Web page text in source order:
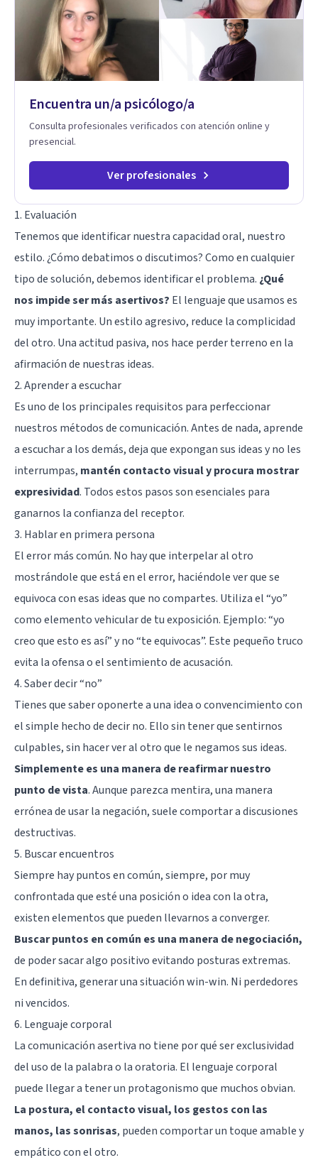
Encuentra un/a psicólogo/a
Consulta profesionales verificados con atención online y
presencial.
Ver profesionales
1. Evaluación
Tenemos que identificar nuestra capacidad oral, nuestro
estilo. ¿Cómo debatimos o discutimos? Como en cualquier
tipo de solución, debemos identificar el problema. ¿Qué
nos impide ser más asertivos? El lenguaje que usamos es
muy importante. Un estilo agresivo, reduce la complicidad
del otro. Una actitud pasiva, nos hace perder terreno en la
afirmación de nuestras ideas.
2. Aprender a escuchar
Es uno de los principales requisitos para perfeccionar
nuestros métodos de comunicación. Antes de nada, aprende
a escuchar a los demás, deja que expongan sus ideas y no les
interrumpas, mantén contacto visual y procura mostrar
expresividad. Todos estos pasos son esenciales para
ganarnos la confianza del receptor.
3. Hablar en primera persona
El error más común. No hay que interpelar al otro
mostrándole que está en el error, haciéndole ver que se
equivoca con esas ideas que no compartes. Utiliza el “yo”
como elemento vehicular de tu exposición. Ejemplo: “yo
creo que esto es así” y no “te equivocas”. Este pequeño truco
evita la ofensa o el sentimiento de acusación.
4. Saber decir “no”
Tienes que saber oponerte a una idea o convencimiento con
el simple hecho de decir no. Ello sin tener que sentirnos
culpables, sin hacer ver al otro que le negamos sus ideas.
Simplemente es una manera de reafirmar nuestro
punto de vista. Aunque parezca mentira, una manera
errónea de usar la negación, suele comportar a discusiones
destructivas.
5. Buscar encuentros
Siempre hay puntos en común, siempre, por muy
confrontada que esté una posición o idea con la otra,
existen elementos que pueden llevarnos a converger.
Buscar puntos en común es una manera de negociación,
de poder sacar algo positivo evitando posturas extremas.
En definitiva, generar una situación win-win. Ni perdedores
ni vencidos.
6. Lenguaje corporal
La comunicación asertiva no tiene por qué ser exclusividad
del uso de la palabra o la oratoria. El lenguaje corporal
puede llegar a tener un protagonismo que muchos obvian.
La postura, el contacto visual, los gestos con las
manos, las sonrisas, pueden comportar un toque amable y
empático con el otro.